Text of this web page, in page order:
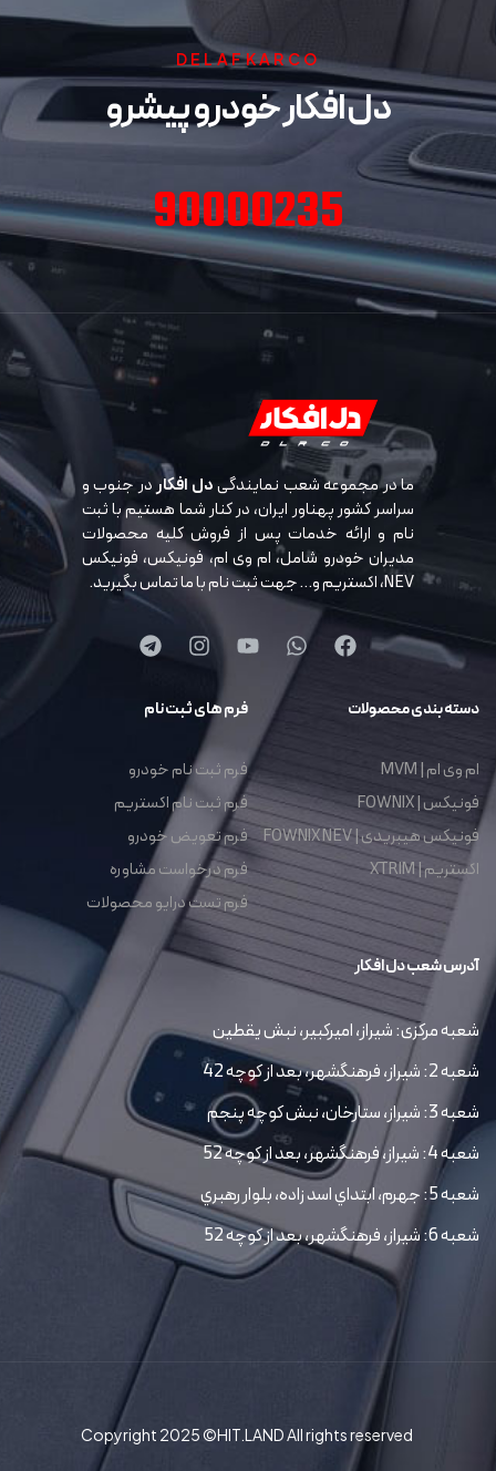
DELAFKARCO
دل افکار خودرو پیشرو
90000235
ما در مجموعه شعب نمایندگیدل افکار در جنوب و
سراسر کشور پهناور ایران، در کنار شما هستیم با ثبت
نام و ارائه خدمات پس از فروش کلیه محصولات
مدیران خودرو شامل، ام وی ام، فونیکس، فونیکس
NEV، اکستریم و… جهت ثبت نام با ما تماس بگیرید.
دسته بندی محصولات
ام وی ام | MVM
فونیکس | FOWNIX
فونیکس هیبریدی | FOWNIX NEV
اکستریم | XTRIM
فرم های ثبت نام
فرم ثبت نام خودرو
فرم ثبت نام اکستریم
فرم تعویض خودرو
فرم درخواست مشاوره
فرم تست درایو محصولات
آدرس شعب دل افکار
شعبه مرکزی: شیراز، امیرکبیر، نبش یقطین
شعبه 2: شیراز، فرهنگشهر، بعد از کوچه 42
شعبه 3: شیراز، ستارخان، نبش کوچه پنجم
شعبه 4: شیراز، فرهنگشهر، بعد از کوچه 52
شعبه 5: جهرم، ابتداي اسد زاده، بلوار رهبري
شعبه 6: شیراز، فرهنگشهر، بعد از کوچه 52